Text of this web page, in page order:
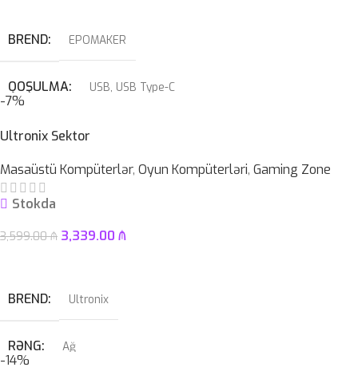
BREND EPOMAKER
QOŞULMA USB, USB Type-C
KABEL NÖVÜ
SWITCH Blue
-7%
Ultronix Sektor
Masaüstü Kompüterlər, Oyun Kompüterləri, Gaming Zone
Stokda
3,599.00₼ 3,339.00 ₼
BREND Ultronix
RƏNG Ağ
-14%